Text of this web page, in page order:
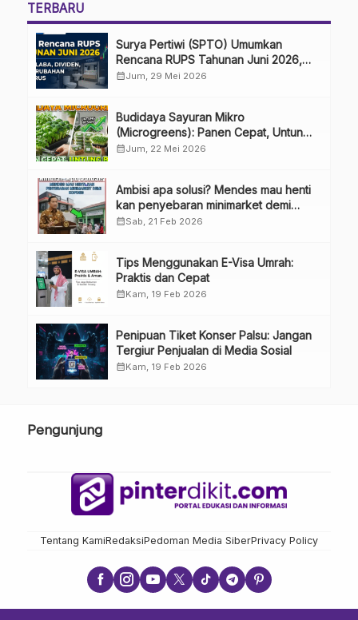
TERBARU
Surya Pertiwi (SPTO) Umumkan
Rencana RUPS Tahunan Juni 2026,
Bahas Penggunaan Laba Hingga
calendar_monthJum, 29 Mei 2026
Budidaya Sayuran Mikro
(Microgreens): Panen Cepat, Untung
Besar
calendar_monthJum, 22 Mei 2026
Ambisi apa solusi? Mendes mau henti
kan penyebaran minimarket demi
kopdes.
calendar_monthSab, 21 Feb 2026
Tips Menggunakan E-Visa Umrah:
Praktis dan Cepat
calendar_monthKam, 19 Feb 2026
Penipuan Tiket Konser Palsu: Jangan
Tergiur Penjualan di Media Sosial
calendar_monthKam, 19 Feb 2026
Pengunjung
Tentang KamiRedaksiPedoman Media SiberPrivacy Policy